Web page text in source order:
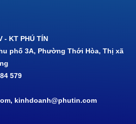
- KT PHÚ TÍN
phố 3A, Phường Thới Hòa, Thị xã
579
kinhdoanh@phutin.com